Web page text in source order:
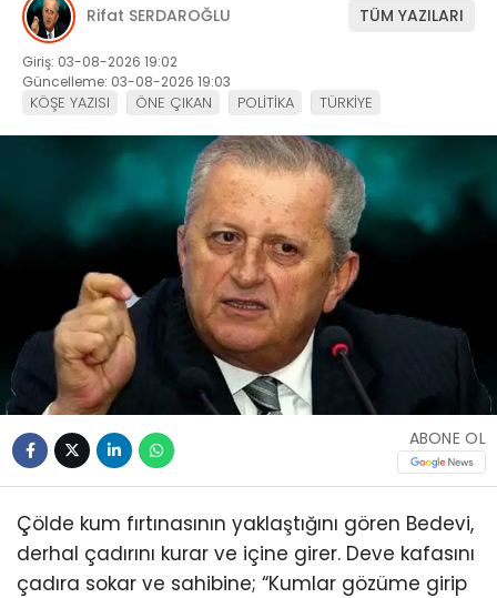
Rifat SERDAROĞLU TÜM YAZILARI
Giriş: 03-08-2026 19:02
Güncelleme: 03-08-2026 19:03
KÖŞE YAZISI ÖNE ÇIKAN POLİTİKA TÜRKİYE
ABONE OL
Çölde kum fırtınasının yaklaştığını gören Bedevi,
derhal çadırını kurar ve içine girer. Deve kafasını
çadıra sokar ve sahibine; “Kumlar gözüme girip